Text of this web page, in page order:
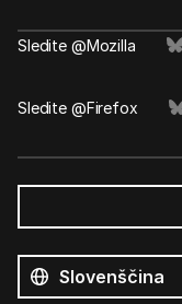
Sledite @Mozilla
Sledite @Firefox
jeziki
Jezik